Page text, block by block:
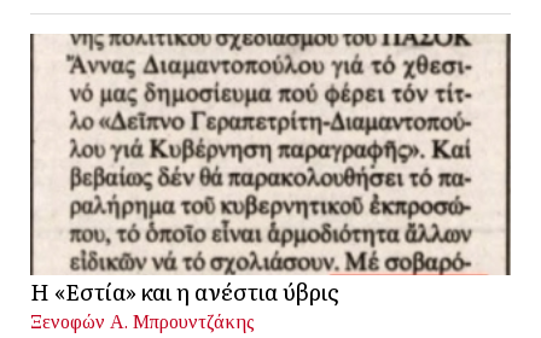
Η «Εστία» και η ανέστια ύβρις
Ξενοφών Α. Μπρουντζάκης